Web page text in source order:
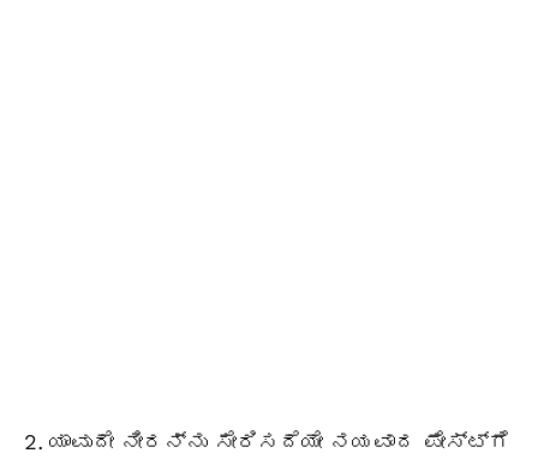
ಯಾವುದೇ ನೀರನ್ನು ಸೇರಿಸದೆಯೇ ನಯವಾದ ಪೇಸ್ಟ್ಗೆ